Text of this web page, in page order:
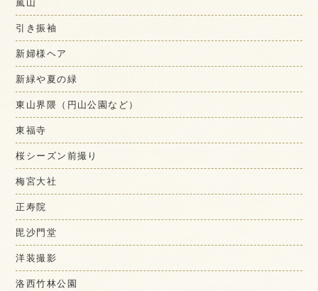
嵐山
引き振袖
新婦様ヘア
新緑や夏の緑
東山界隈（円山公園など）
東福寺
桜シーズン前撮り
梅宮大社
正寿院
毘沙門堂
洋装撮影
洛西竹林公園